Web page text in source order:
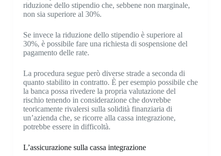
riduzione dello stipendio che, sebbene non marginale,
non sia superiore al 30%.
Se invece la riduzione dello stipendio è superiore al
30%, è possibile fare una richiesta di sospensione del
pagamento delle rate.
La procedura segue però diverse strade a seconda di
quanto stabilito in contratto. È per esempio possibile che
la banca possa rivedere la propria valutazione del
rischio tenendo in considerazione che dovrebbe
teoricamente rivalersi sulla solidità finanziaria di
un’azienda che, se ricorre alla cassa integrazione,
potrebbe essere in difficoltà.
L’assicurazione sulla cassa integrazione